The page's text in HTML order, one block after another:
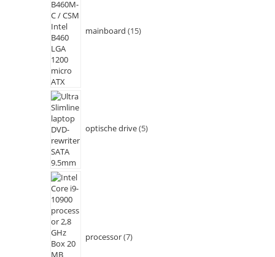
mainboard 15
optische drive 5
processor 7